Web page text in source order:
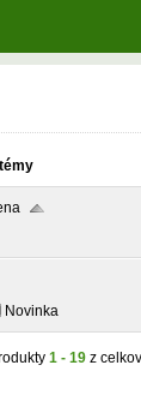
Novinka
1 - 19 z